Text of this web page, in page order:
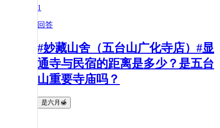
1
回答
#妙藏山舍（五台山广化寺店）#显
通寺与民宿的距离是多少？是五台
山重要寺庙吗？
是六月🍯